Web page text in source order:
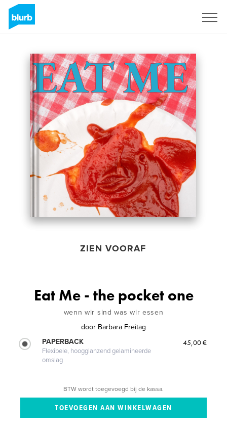
ZIEN VOORAF
Eat Me - the pocket one
wenn wir sind was wir essen
door Barbara Freitag
PAPERBACK
Flexibele, hoogglanzend gelamineerde
omslag
45,00 €
BTW wordt toegevoegd bij de kassa.